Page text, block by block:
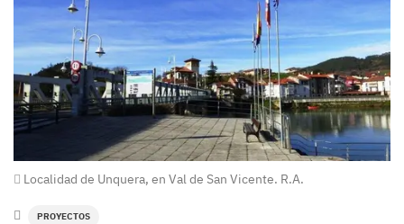
Localidad de Unquera, en Val de San Vicente. R.A.
PROYECTOS